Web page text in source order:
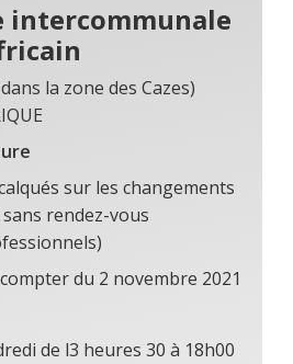
intercommunale
la zone des Cazes)
sur les changements
rendez-vous
du 2 novembre 2021
de l3 heures 30 à 18h00